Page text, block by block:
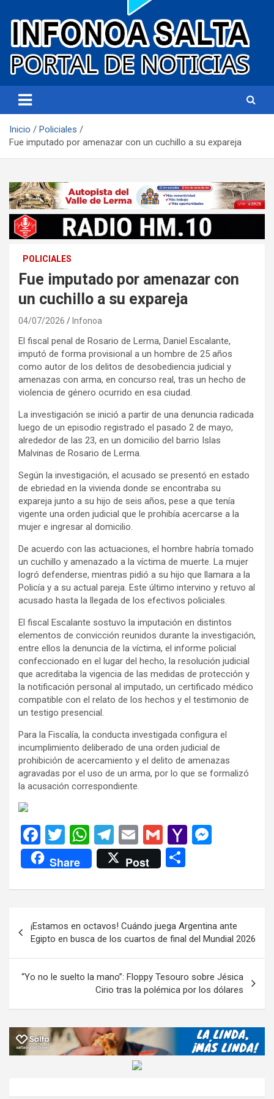
Infonoa Salta
Inicio
Policiales
Fue imputado por amenazar con un cuchillo a su expareja
POLICIALES
Fue imputado por amenazar con
un cuchillo a su expareja
04/07/2026 Infonoa
El fiscal penal de Rosario de Lerma, Daniel Escalante,
imputó de forma provisional a un hombre de 25 años
como autor de los delitos de desobediencia judicial y
amenazas con arma, en concurso real, tras un hecho de
violencia de género ocurrido en esa ciudad.
La investigación se inició a partir de una denuncia radicada
luego de un episodio registrado el pasado 2 de mayo,
alrededor de las 23, en un domicilio del barrio Islas
Malvinas de Rosario de Lerma.
Según la investigación, el acusado se presentó en estado
de ebriedad en la vivienda donde se encontraba su
expareja junto a su hijo de seis años, pese a que tenía
vigente una orden judicial que le prohibía acercarse a la
mujer e ingresar al domicilio.
De acuerdo con las actuaciones, el hombre habría tomado
un cuchillo y amenazado a la víctima de muerte. La mujer
logró defenderse, mientras pidió a su hijo que llamara a la
Policía y a su actual pareja. Este último intervino y retuvo al
acusado hasta la llegada de los efectivos policiales.
El fiscal Escalante sostuvo la imputación en distintos
elementos de convicción reunidos durante la investigación,
entre ellos la denuncia de la víctima, el informe policial
confeccionado en el lugar del hecho, la resolución judicial
que acreditaba la vigencia de las medidas de protección y
la notificación personal al imputado, un certificado médico
compatible con el relato de los hechos y el testimonio de
un testigo presencial.
Para la Fiscalía, la conducta investigada configura el
incumplimiento deliberado de una orden judicial de
prohibición de acercamiento y el delito de amenazas
agravadas por el uso de un arma, por lo que se formalizó
la acusación correspondiente.
F
a
ce
b
o
k
T
wi
tt
er
W
h
at
s
p
p
T
el
e
gr
m
E
m
ail
G
m
ail
Y
o
M
ail
n
er
Share Post
m
ar
tir
de
entradas
¡Estamos en octavos! Cuándo juega Argentina ante
Egipto en busca de los cuartos de final del Mundial 2026
“Yo no le suelto la mano”: Floppy Tesouro sobre Jésica
Cirio tras la polémica por los dólares